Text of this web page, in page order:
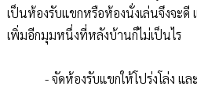
เป็นห้องรับแขกหรือห้องนั่งเล่นจึงจะดี
เพิ่มอีกมุมหนึ่งที่หลังบ้านก็ไม่เป็นไร
- จัดห้องรับแขกให้โปร่งโล่ง และส